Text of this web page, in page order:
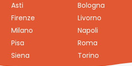
Asti Bologna
Firenze
Livorno
Milano
Napoli
Pisa
Roma
Siena
Torino